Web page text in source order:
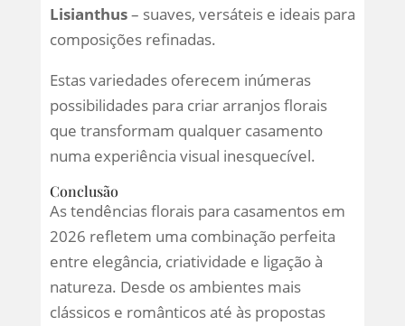
Lisianthus– suaves, versáteis e ideais para
composições refinadas.
Estas variedades oferecem inúmeras
possibilidades para criar arranjos florais
que transformam qualquer casamento
numa experiência visual inesquecível.
Conclusão
As tendências florais para casamentos em
2026 refletem uma combinação perfeita
entre elegância, criatividade e ligação à
natureza. Desde os ambientes mais
clássicos e românticos até às propostas